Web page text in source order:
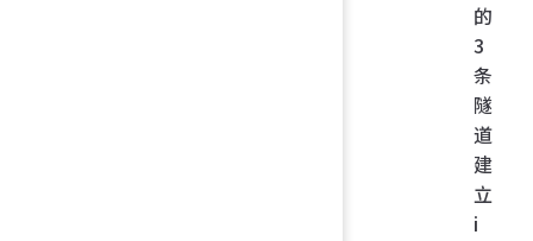
的
3
条
隧
道
建
立
i